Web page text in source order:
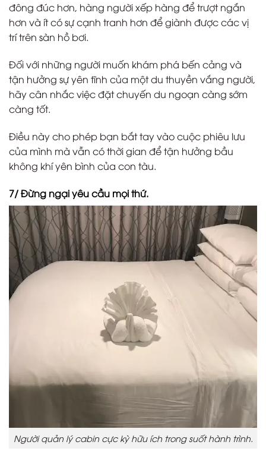
đông đúc hơn, hàng người xếp hàng để trượt ngắn
hơn và ít có sự cạnh tranh hơn để giành được các vị
trí trên sàn hồ bơi.
Đối với những người muốn khám phá bến cảng và
tận hưởng sự yên tĩnh của một du thuyền vắng người,
hãy cân nhắc việc đặt chuyến du ngoạn càng sớm
càng tốt.
Điều này cho phép bạn bắt tay vào cuộc phiêu lưu
của mình mà vẫn có thời gian để tận hưởng bầu
không khí yên bình của con tàu.
7/ Đừng ngại yêu cầu mọi thứ.
Người quản lý cabin cực kỳ hữu ích trong suốt hành trình.